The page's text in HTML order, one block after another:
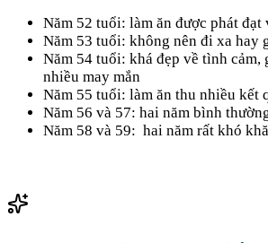
Năm 52 tuổi: làm ăn được phát đạt
Năm 53 tuổi: không nên đi xa hay
Năm 54 tuổi: khá đẹp về tình cảm,
nhiều may mắn
Năm 55 tuổi: làm ăn thu nhiều kết
Năm 56 và 57: hai năm bình
Năm 58 và 59: hai năm rất khó